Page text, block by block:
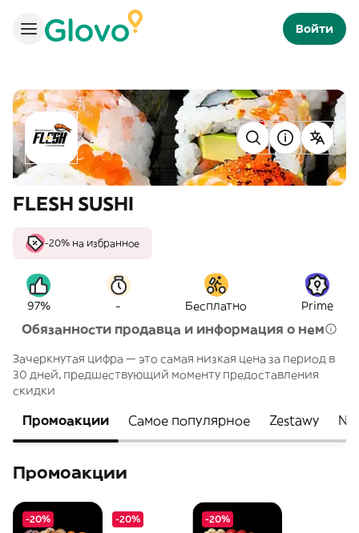
Войти
FLESH SUSHI
-20% на избранное
97% - Бесплатно Prime
Обязанности продавца и информация о нем
Зачеркнутая цифра — это самая низкая цена за период в
30 дней, предшествующий моменту предоставления
скидки
Промоакции Самое популярное Zestawy
Промоакции
-20% -20% -20%